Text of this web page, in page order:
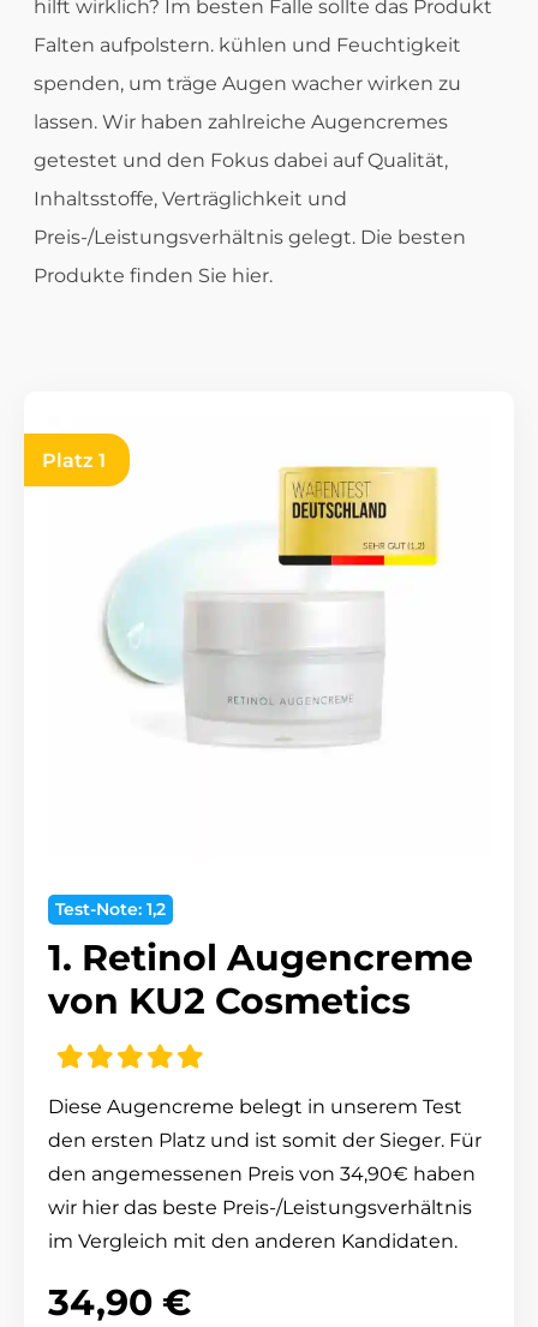
hilft wirklich? Im besten Falle sollte das Produkt
Falten aufpolstern. kühlen und Feuchtigkeit
spenden, um träge Augen wacher wirken zu
lassen. Wir haben zahlreiche Augencremes
getestet und den Fokus dabei auf Qualität,
Inhaltsstoffe, Verträglichkeit und
Preis-/Leistungsverhältnis gelegt. Die besten
Produkte finden Sie hier.
Platz 1
Test-Note: 1,2
1. Retinol Augencreme
von KU2 Cosmetics
Diese Augencreme belegt in unserem Test
den ersten Platz und ist somit der Sieger. Für
den angemessenen Preis von 34,90€ haben
wir hier das beste Preis-/Leistungsverhältnis
im Vergleich mit den anderen Kandidaten.
34,90 €